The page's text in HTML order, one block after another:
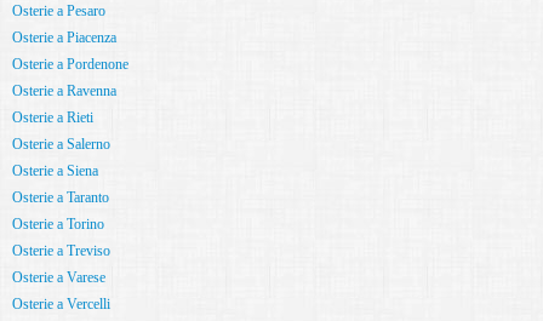
Osterie a Pesaro
Osterie a Piacenza
Osterie a Pordenone
Osterie a Ravenna
Osterie a Rieti
Osterie a Salerno
Osterie a Siena
Osterie a Taranto
Osterie a Torino
Osterie a Treviso
Osterie a Varese
Osterie a Vercelli